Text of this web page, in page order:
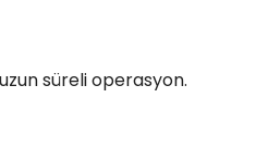
süreli operasyon.